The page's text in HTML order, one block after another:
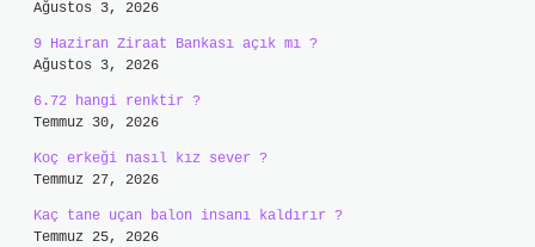
Ağustos 3, 2026
9 Haziran Ziraat Bankası açık mı ?
Ağustos 3, 2026
6.72 hangi renktir ?
Temmuz 30, 2026
Koç erkeği nasıl kız sever ?
Temmuz 27, 2026
Kaç tane uçan balon insanı kaldırır ?
Temmuz 25, 2026